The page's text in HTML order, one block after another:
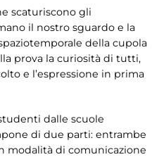
scaturiscono gli
il nostro sguardo e la
della cupola
prova la curiosità di tutti,
e l’espressione in prima
dalle scuole
di due parti: entrambe
modalità di comunicazione